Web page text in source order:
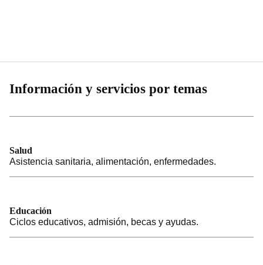
Información y servicios por temas
Salud
Asistencia sanitaria, alimentación, enfermedades.
Educación
Ciclos educativos, admisión, becas y ayudas.